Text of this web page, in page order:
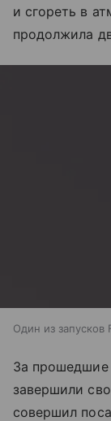
и сгореть в
продолжила
Один из запусков
За прошедшие
завершили
совершил